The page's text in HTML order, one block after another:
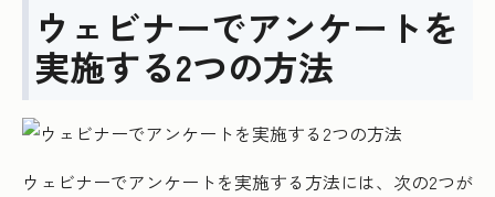
ウェビナーでアンケートを
実施する2つの方法
ウェビナーでアンケートを実施する方法には、次の2つが